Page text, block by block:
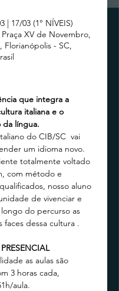
| 17/03 (1° NÍVEIS)
XV de Novembro,
Florianópolis - SC,
que integra a
italiana e o
da língua.
do CIB/SC  vai
um idioma novo.
totalmente voltado
com método e
nosso aluno
de vivenciar e
do percurso as
faces dessa cultura .
as aulas são
3 horas cada,
aula.